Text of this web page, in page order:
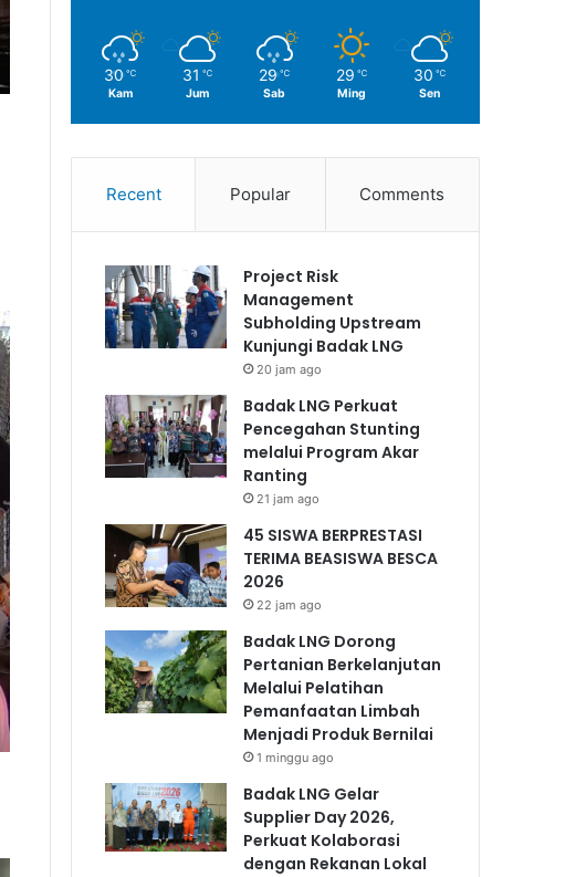
30 ℃
Kam
31 ℃
Jum
29 ℃
Sab
29 ℃
Ming
30 ℃
Sen
Recent Popular Comments
Project Risk
Management
Subholding Upstream
Kunjungi Badak LNG
20 jam ago
Badak LNG Perkuat
Pencegahan Stunting
melalui Program Akar
Ranting
21 jam ago
45 SISWA BERPRESTASI
TERIMA BEASISWA BESCA
2026
22 jam ago
Badak LNG Dorong
Pertanian Berkelanjutan
Melalui Pelatihan
Pemanfaatan Limbah
Menjadi Produk Bernilai
1 minggu ago
Badak LNG Gelar
Supplier Day 2026,
Perkuat Kolaborasi
dengan Rekanan Lokal